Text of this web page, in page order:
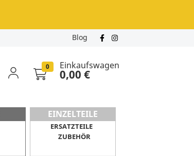
Blog
0 Einkaufswagen
0,00 €
EINZELTEILE
ERSATZTEILE
ZUBEHÖR